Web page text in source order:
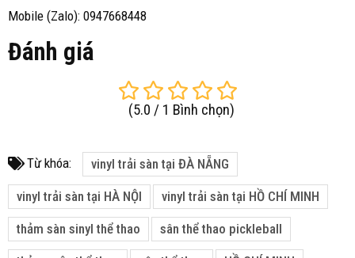
Mobile (Zalo): 0947668448
Đánh giá
(5.0 / 1 Bình chọn)
Từ khóa: vinyl trải sàn tại ĐÀ NẴNG
vinyl trải sàn tại HÀ NỘI vinyl trải sàn tại HỒ CHÍ MINH
thảm sàn sinyl thể thao sân thể thao pickleball